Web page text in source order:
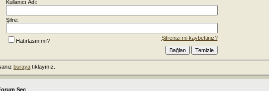
Kullanıcı Adı:
Şifre:
Şifrenizi mi kaybettiniz?
Hatırlasın mı?
buraya tıklayınız.
Seç